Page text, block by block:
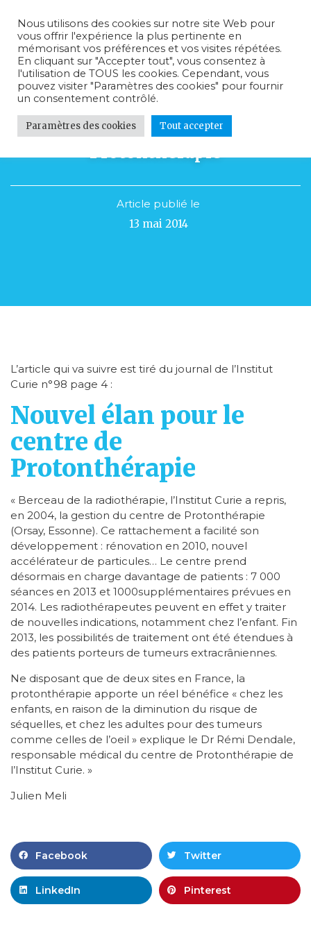
Nouvel élan pour le centre de
Protonthérapie
Article publié le
13 mai 2014
L’article qui va suivre est tiré du journal de l’Institut
Curie n°98 page 4 :
Nouvel élan pour le
centre de
Protonthérapie
« Berceau de la radiothérapie, l’Institut Curie a repris,
en 2004, la gestion du centre de Protonthérapie
(Orsay, Essonne). Ce rattachement a facilité son
développement : rénovation en 2010, nouvel
accélérateur de particules… Le centre prend
désormais en charge davantage de patients : 7 000
séances en 2013 et 1000supplémentaires prévues en
2014. Les radiothérapeutes peuvent en effet y traiter
de nouvelles indications, notamment chez l’enfant. Fin
2013, les possibilités de traitement ont été étendues à
des patients porteurs de tumeurs extracrâniennes.
Ne disposant que de deux sites en France, la
protonthérapie apporte un réel bénéfice « chez les
enfants, en raison de la diminution du risque de
séquelles, et chez les adultes pour des tumeurs
comme celles de l’oeil » explique le Dr Rémi Dendale,
responsable médical du centre de Protonthérapie de
l’Institut Curie. »
Julien Meli
Facebook Twitter
LinkedIn Pinterest
Nous utilisons des cookies sur notre site Web pour
vous offrir l'expérience la plus pertinente en
mémorisant vos préférences et vos visites répétées.
En cliquant sur "Accepter tout", vous consentez à
l'utilisation de TOUS les cookies. Cependant, vous
pouvez visiter "Paramètres des cookies" pour fournir
un consentement contrôlé.
Paramètres des cookies Tout accepter